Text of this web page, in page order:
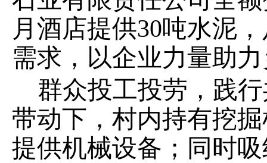
月酒店提供30吨水泥
需求，以企业力量助
群众投工投劳，践
带动下，村内持有挖
提供机械设备；同时